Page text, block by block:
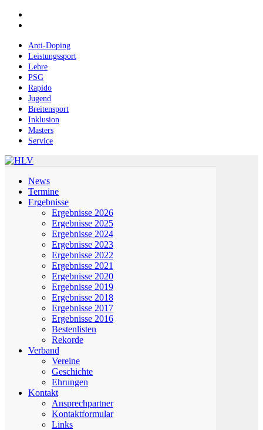
Skip
contentAnti-Doping
Leistungssport
Lehre
PSG
Rapido
Jugend
Breitensport
Inklusion
Masters
Service
News
Termine
Ergebnisse
Ergebnisse 2026
Ergebnisse 2025
Ergebnisse 2024
Ergebnisse 2023
Ergebnisse 2022
Ergebnisse 2021
Ergebnisse 2020
Ergebnisse 2019
Ergebnisse 2018
Ergebnisse 2017
Ergebnisse 2016
Bestenlisten
Rekorde
Verband
Vereine
Geschichte
Ehrungen
Kontakt
Ansprechpartner
Kontaktformular
Links